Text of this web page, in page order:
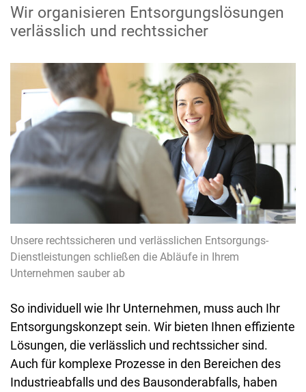
Wir organisieren Entsorgungslösungen
verlässlich und rechtssicher
Unsere rechtssicheren und verlässlichen Entsorgungs-
Dienstleistungen schließen die Abläufe in Ihrem
Unternehmen sauber ab
So individuell wie Ihr Unternehmen, muss auch Ihr
Entsorgungskonzept sein. Wir bieten Ihnen effiziente
Lösungen, die verlässlich und rechtssicher sind.
Auch für komplexe Prozesse in den Bereichen des
Industrieabfalls und des Bausonderabfalls, haben